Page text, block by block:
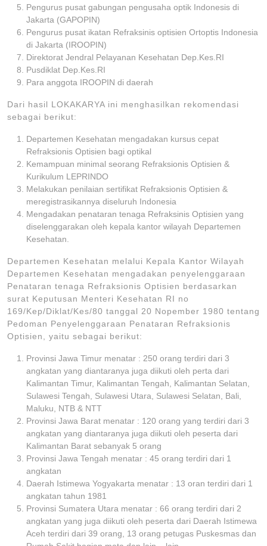
Pengurus pusat gabungan pengusaha optik Indonesis di
Jakarta (GAPOPIN)
Pengurus pusat ikatan Refraksinis optisien Ortoptis Indonesia
di Jakarta (IROOPIN)
Direktorat Jendral Pelayanan Kesehatan Dep.Kes.RI
Pusdiklat Dep.Kes.RI
Para anggota IROOPIN di daerah
Dari hasil LOKAKARYA ini menghasilkan rekomendasi
sebagai berikut:
Departemen Kesehatan mengadakan kursus cepat
Refraksionis Optisien bagi optikal
Kemampuan minimal seorang Refraksionis Optisien &
Kurikulum LEPRINDO
Melakukan penilaian sertifikat Refraksionis Optisien &
meregistrasikannya diseluruh Indonesia
Mengadakan penataran tenaga Refraksinis Optisien yang
diselenggarakan oleh kepala kantor wilayah Departemen
Kesehatan.
Departemen Kesehatan melalui Kepala Kantor Wilayah
Departemen Kesehatan mengadakan penyelenggaraan
Penataran tenaga Refraksionis Optisien berdasarkan
surat Keputusan Menteri Kesehatan RI no
169/Kep/Diklat/Kes/80 tanggal 20 Nopember 1980 tentang
Pedoman Penyelenggaraan Penataran Refraksionis
Optisien, yaitu sebagai berikut:
Provinsi Jawa Timur menatar : 250 orang terdiri dari 3
angkatan yang diantaranya juga diikuti oleh perta dari
Kalimantan Timur, Kalimantan Tengah, Kalimantan Selatan,
Sulawesi Tengah, Sulawesi Utara, Sulawesi Selatan, Bali,
Maluku, NTB & NTT
Provinsi Jawa Barat menatar : 120 orang yang terdiri dari 3
angkatan yang diantaranya juga diikuti oleh peserta dari
Kalimantan Barat sebanyak 5 orang
Provinsi Jawa Tengah menatar : 45 orang terdiri dari 1
angkatan
Daerah Istimewa Yogyakarta menatar : 13 oran terdiri dari 1
angkatan tahun 1981
Provinsi Sumatera Utara menatar : 66 orang terdiri dari 2
angkatan yang juga diikuti oleh peserta dari Daerah Istimewa
Aceh terdiri dari 39 orang, 13 orang petugas Puskesmas dan